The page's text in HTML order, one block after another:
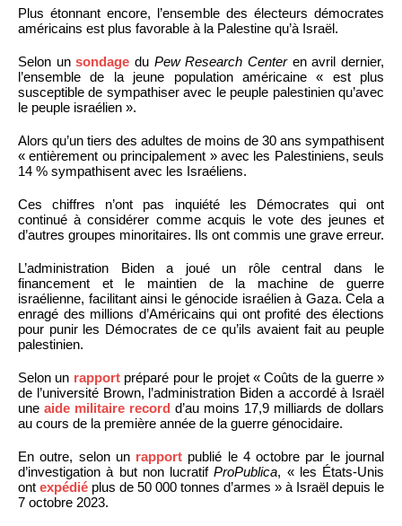
Plus étonnant encore, l’ensemble des électeurs démocrates
américains est plus favorable à la Palestine qu’à Israël.
Selon unsondage du Pew Research Centeren avril dernier,
l’ensemble de la jeune population américaine « est plus
susceptible de sympathiser avec le peuple palestinien qu’avec
le peuple israélien ».
Alors qu’un tiers des adultes de moins de 30 ans sympathisent
« entièrement ou principalement » avec les Palestiniens, seuls
14 % sympathisent avec les Israéliens.
Ces chiffres n’ont pas inquiété les Démocrates qui ont
continué à considérer comme acquis le vote des jeunes et
d’autres groupes minoritaires. Ils ont commis une grave erreur.
L’administration Biden a joué un rôle central dans le
financement et le maintien de la machine de guerre
israélienne, facilitant ainsi le génocide israélien à Gaza. Cela a
enragé des millions d’Américains qui ont profité des élections
pour punir les Démocrates de ce qu’ils avaient fait au peuple
palestinien.
Selon un rapportpréparé pour le projet « Coûts de la guerre »
de l’université Brown, l’administration Biden a accordé à Israël
une aide militaire record d’au moins 17,9 milliards de dollars
au cours de la première année de la guerre génocidaire.
En outre, selon un rapport publié le 4 octobre par le journal
d’investigation à but non lucratifProPublica, « les États-Unis
ont expédié plus de 50 000 tonnes d’armes » à Israël depuis le
7 octobre 2023.